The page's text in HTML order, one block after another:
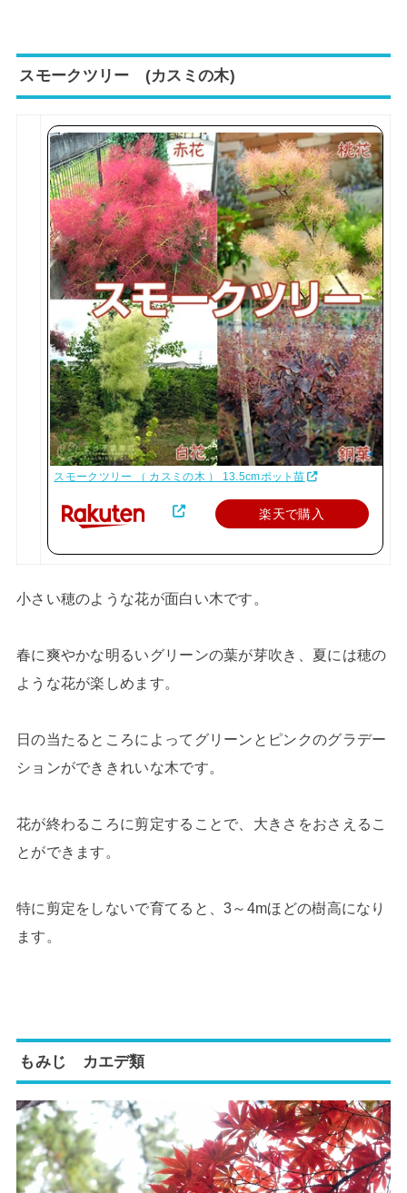
スモークツリー (カスミの木)
スモークツリー （ カスミの木 ） 13.5cmポット苗
楽天で購入
小さい穂のような花が面白い木です。
春に爽やかな明るいグリーンの葉が芽吹き、夏には穂の
ような花が楽しめます。
日の当たるところによってグリーンとピンクのグラデー
ションができきれいな木です。
花が終わるころに剪定することで、大きさをおさえるこ
とができます。
特に剪定をしないで育てると、3～4mほどの樹高になり
ます。
もみじ カエデ類